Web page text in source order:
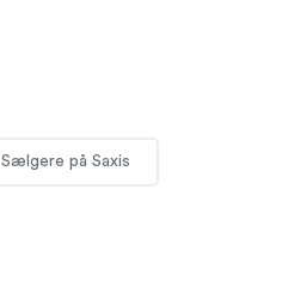
Sælgere på Saxis